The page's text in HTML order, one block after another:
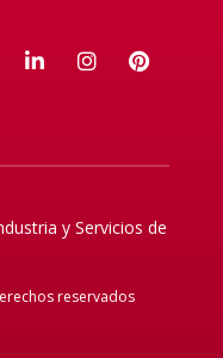
LinkedIn
y Servicios de
reservados